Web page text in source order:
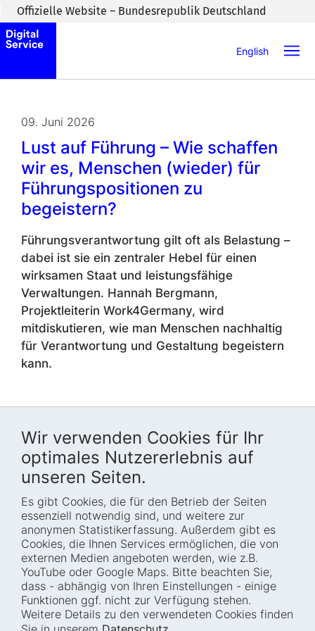
Wir verwenden Cookies für Ihr
optimales Nutzererlebnis auf
unseren Seiten.
Es gibt Cookies, die für den Betrieb der Seiten
essenziell notwendig sind, und weitere zur
anonymen Statistikerfassung. Außerdem gibt es
Cookies, die Ihnen Services ermöglichen, die von
externen Medien angeboten werden, wie z.B.
YouTube oder Google Maps. Bitte beachten Sie,
dass - abhängig von Ihren Einstellungen - einige
Funktionen ggf. nicht zur Verfügung stehen.
Weitere Details zu den verwendeten Cookies finden
Zum Inhaltsbereich wechseln
Offizielle Website – Bundesrepublik Deutschland
English
09. Juni 2026
Lust auf Führung – Wie schaffen
wir es, Menschen (wieder) für
Führungspositionen zu
begeistern?
Führungsverantwortung gilt oft als Belastung –
dabei ist sie ein zentraler Hebel für einen
wirksamen Staat und leistungsfähige
Verwaltungen. Hannah Bergmann,
Projektleiterin Work4Germany, wird
mitdiskutieren, wie man Menschen nachhaltig
für Verantwortung und Gestaltung begeistern
kann.
Startseite
Wer wir sind
Wie wir arbeiten
Projekte
Fellowships
Karriere
Blog
Presse
Termine
Barrierefreiheit
Transparenz
Glossar
Anfahrt und
Impressum